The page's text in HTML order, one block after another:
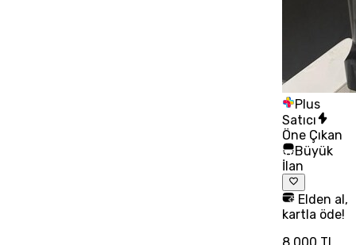
Plus
Satıcı
Öne Çıkan
Büyük
İlan
Elden al,
kartla öde!